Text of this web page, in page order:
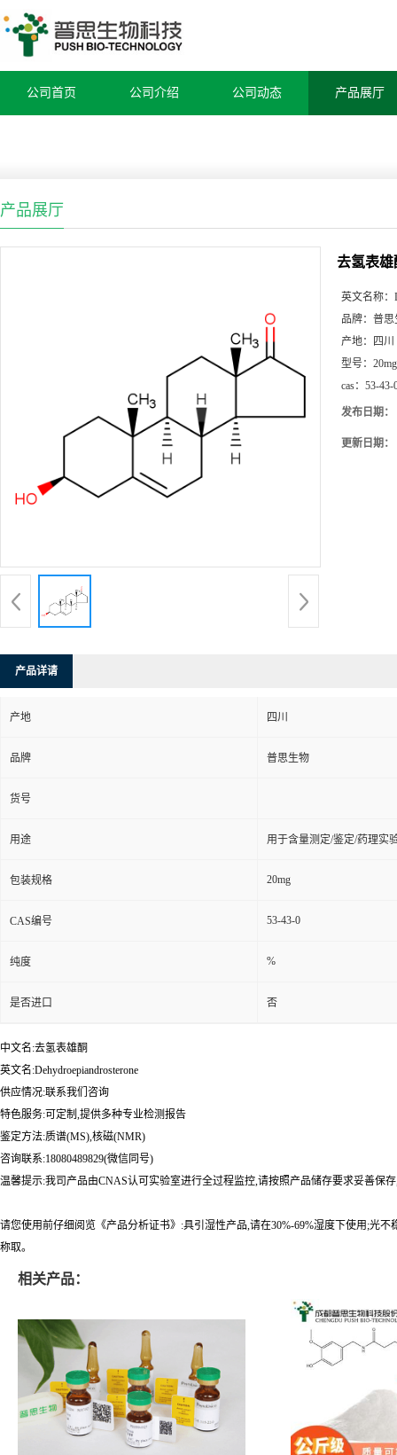
公司首页 公司介绍 公司动态 产品展厅
产品展厅
去氢表雄
英文名称：
品牌： 普思
产地：
四川
型号： 20mg
cas： 53-43-
发布日期：
更新日期：
产品详请
产地 四川
品牌 普思生物
货号
用途 用于含量测定/鉴定/药理实
包装规格 20mg
CAS编号 53-43-0
纯度 %
是否进口 否
中文名:去氢表雄酮
英文名:Dehydroepiandrosterone
供应情况:联系我们咨询
特色服务:可定制,提供多种专业检测报告
鉴定方法:质谱(MS),核磁(NMR)
咨询联系:18080489829(微信同号)
温馨提示:我司产品由CNAS认可实验室进行全过程监控,请按照产品储存要求妥善保
请您使用前仔细阅览《产品分析证书》:具引湿性产品,请在30%-69%湿度下使用;光
称取。
相关产品：